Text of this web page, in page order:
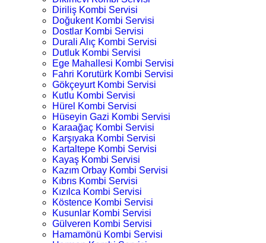
Diriliş Kombi Servisi
Doğukent Kombi Servisi
Dostlar Kombi Servisi
Durali Alıç Kombi Servisi
Dutluk Kombi Servisi
Ege Mahallesi Kombi Servisi
Fahri Korutürk Kombi Servisi
Gökçeyurt Kombi Servisi
Kutlu Kombi Servisi
Hürel Kombi Servisi
Hüseyin Gazi Kombi Servisi
Karaağaç Kombi Servisi
Karşıyaka Kombi Servisi
Kartaltepe Kombi Servisi
Kayaş Kombi Servisi
Kazım Orbay Kombi Servisi
Kıbrıs Kombi Servisi
Kızılca Kombi Servisi
Köstence Kombi Servisi
Kusunlar Kombi Servisi
Gülveren Kombi Servisi
Hamamönü Kombi Servisi